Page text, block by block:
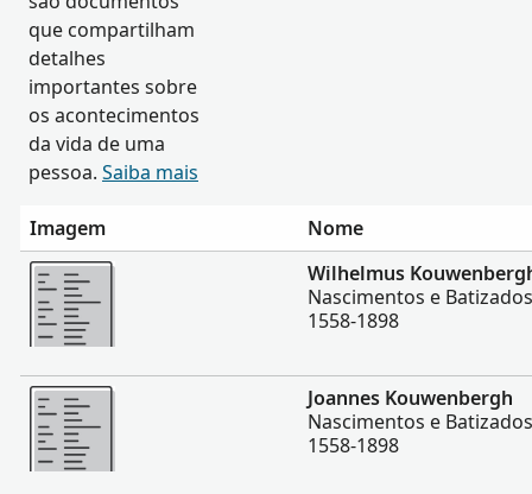
que compartilham
detalhes
importantes sobre
os acontecimentos
da vida de uma
pessoa. Saiba mais
Imagem
Nome
Mais
Wilhelmus
Nascimentos e
1558-1898
Mais
Joannes Kouwenbergh
Nascimentos e
1558-1898